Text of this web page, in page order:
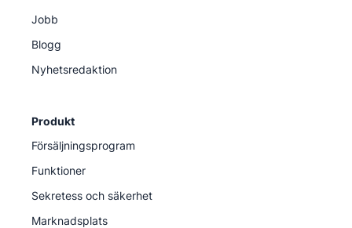
Jobb
Blogg
Nyhetsredaktion
Produkt
Försäljningsprogram
Funktioner
Sekretess och säkerhet
Marknadsplats